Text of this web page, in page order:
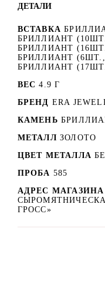
ДЕТАЛИ
ВСТАВКА
БРИЛЛИАНТ
БРИЛЛИАНТ
БРИЛЛИАНТ (6ШТ.,
БРИЛЛИАНТ
ВЕС 4.9 Г
БРЕНД ERA
КАМЕНЬ
МЕТАЛЛ ЗОЛОТО
ЦВЕТ МЕТАЛЛА
ПРОБА 585
АДРЕС МАГАЗИНА
ГРОСС»